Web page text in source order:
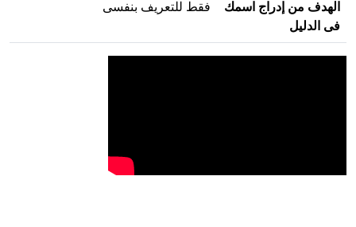
الهدف من إدراج اسمك
فى الدليل
فقط للتعريف بنفسى